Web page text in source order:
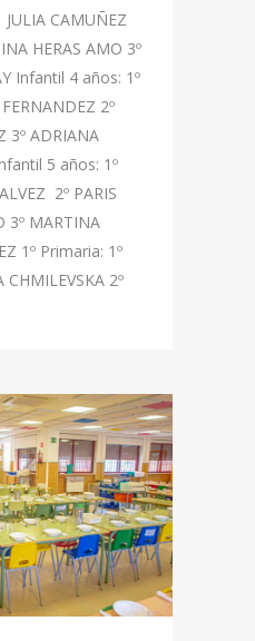
CAMUÑEZ
HERAS AMO 3º
Infantil 4 años: 1º
2º
3º ADRIANA
5 años: 1º
2º PARIS
3º MARTINA
1º Primaria: 1º
CHMILEVSKA 2º